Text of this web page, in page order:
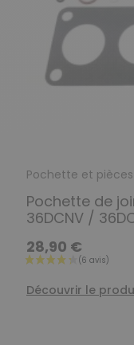
Pochette et pièces
Pochette de
36DCNV /
28,90 €
Découvrir le